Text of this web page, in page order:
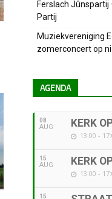
Ferslach
Partij
Muziekvereniging
zomerconcert op
AGENDA
08
AUG KERK
13:00 -
15
AUG KERK
13:00 -
15